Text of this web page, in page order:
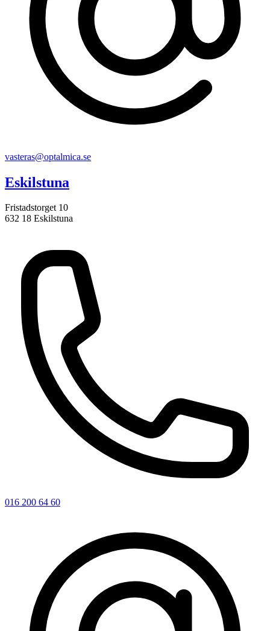
vasteras@optalmica.se
Eskilstuna
Fristadstorget 10
632 18 Eskilstuna
016 200 64 60